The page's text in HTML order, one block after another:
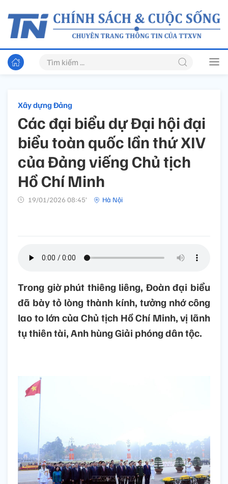
Xây dựng Đảng
Các đại biểu dự Đại hội đại
biểu toàn quốc lần thứ XIV
của Đảng viếng Chủ tịch
Hồ Chí Minh
19/01/2026 08:45’ Hà Nội
Trong giờ phút thiêng liêng, Đoàn đại biểu
đã bày tỏ lòng thành kính, tưởng nhớ công
lao to lớn của Chủ tịch Hồ Chí Minh, vị lãnh
tụ thiên tài, Anh hùng Giải phóng dân tộc.